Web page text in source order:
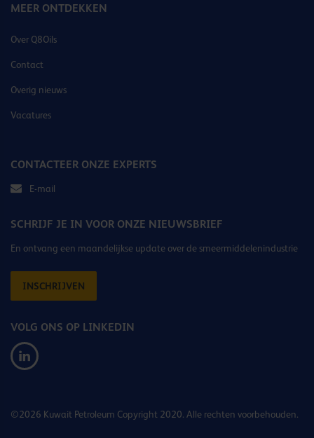
MEER ONTDEKKEN
Over Q8Oils
Contact
Overig nieuws
Vacatures
CONTACTEER ONZE EXPERTS
E-mail
SCHRIJF JE IN VOOR ONZE NIEUWSBRIEF
En ontvang een maandelijkse update over de smeermiddelenindustrie
INSCHRIJVEN
VOLG ONS OP LINKEDIN
©2026 Kuwait Petroleum Copyright 2020. Alle rechten voorbehouden.